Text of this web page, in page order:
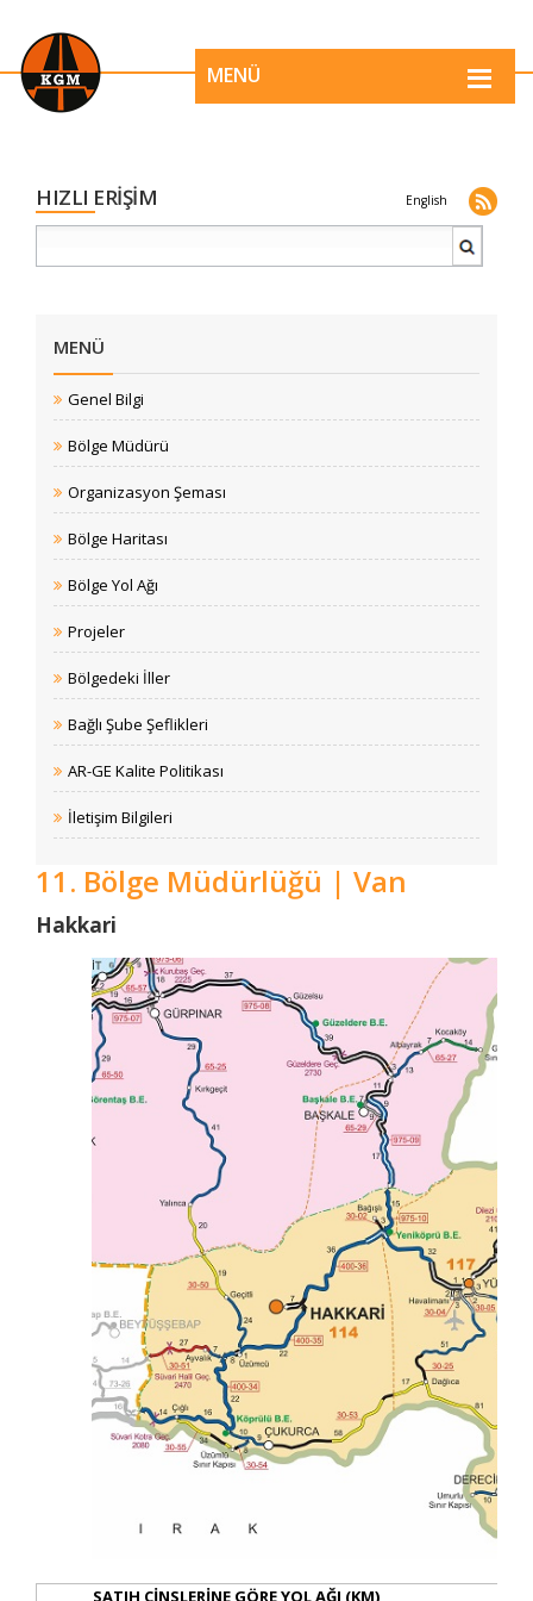
MENÜ
HIZLI ERİŞİM English
MENÜ
Genel Bilgi
Bölge Müdürü
Organizasyon Şeması
Bölge Haritası
Bölge Yol Ağı
Projeler
Bölgedeki İller
Bağlı Şube Şeflikleri
AR-GE Kalite Politikası
İletişim Bilgileri
11. Bölge Müdürlüğü | Van
​​​​​​Hakkari
SATIH CİNSLERİNE GÖRE YOL AĞI (KM)